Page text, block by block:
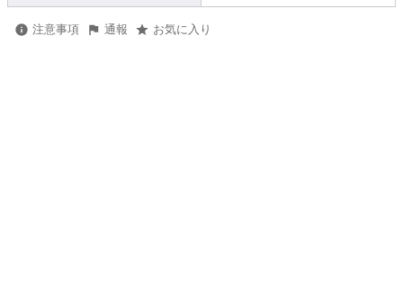
注意事項 通報 お気に入り